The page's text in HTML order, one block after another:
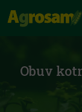
Jump
to
Obuv